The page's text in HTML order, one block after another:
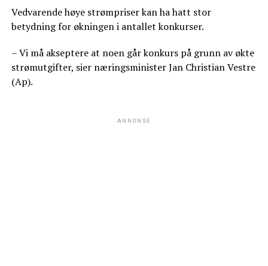
Vedvarende høye strømpriser kan ha hatt stor
betydning for økningen i antallet konkurser.
– Vi må akseptere at noen går konkurs på grunn av økte
strømutgifter, sier næringsminister Jan Christian Vestre
(Ap).
ANNONSE